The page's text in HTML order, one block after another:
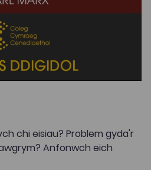
chi eisiau? Problem gyda'r
Anfonwch eich